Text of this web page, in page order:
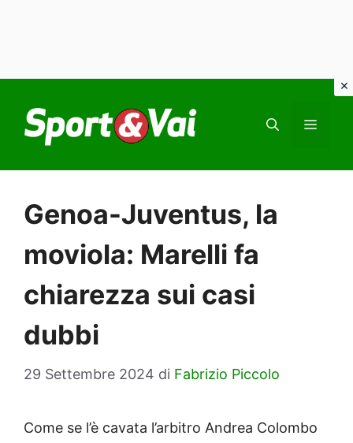
contenuto
Genoa-Juventus, la
moviola: Marelli fa
chiarezza sui casi
dubbi
29 Settembre 2024 di Fabrizio Piccolo
Come se l’è cavata l’arbitro Andrea Colombo